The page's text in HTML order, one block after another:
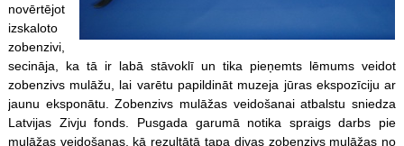
novērtējot
izskaloto
zobenzivi,
secināja, ka tā ir labā stāvoklī un tika pieņemts lēmums veidot
zobenzivs mulāžu, lai varētu papildināt muzeja jūras ekspozīciju ar
jaunu eksponātu. Zobenzivs mulāžas veidošanai atbalstu sniedza
Latvijas Zivju fonds. Pusgada garumā notika spraigs darbs pie
mulāžas veidošanas, kā rezultātā tapa divas zobenzivs mulāžas no